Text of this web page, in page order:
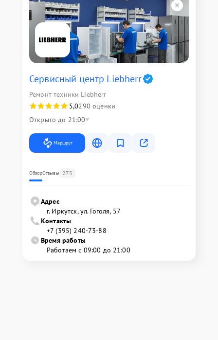
Сервисный центр Liebherr
Ремонт техники Liebherr
5,0290 оценки
Открыто до 21:00
Маршрут
ОбзорОтзывы 275
Адрес
г. Иркутск, ул. ​Гоголя, 57
Контакты
+7 (395) 240-73-88
Время работы
Работаем с 09:00 до 21:00